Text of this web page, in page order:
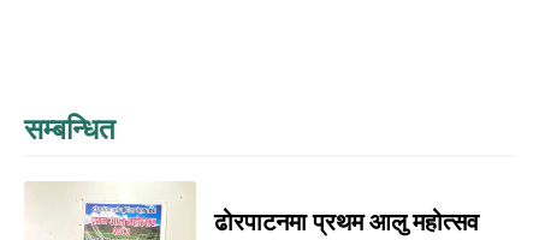
सम्बन्धित
ढोरपाटनमा प्रथम आलु महोत्सव